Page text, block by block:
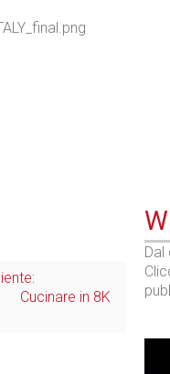
Cucinare in 8K